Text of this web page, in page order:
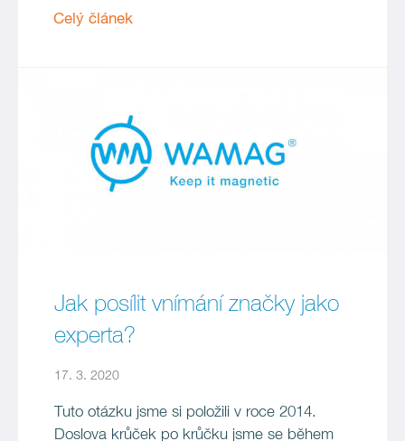
Celý článek
Jak posílit vnímání značky jako
experta?
17. 3. 2020
Tuto otázku jsme si položili v roce 2014.
Doslova krůček po krůčku jsme se během